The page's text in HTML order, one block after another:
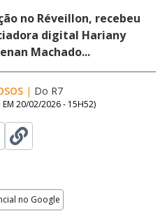
no Réveillon, recebeu
digital Hariany
Machado...
| Do R7
20/02/2026 - 15H52)
no Google